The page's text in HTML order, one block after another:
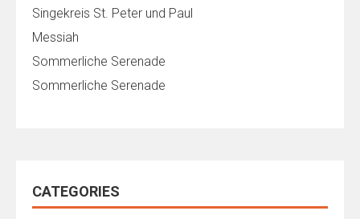
Singekreis St. Peter und Paul
Messiah
Sommerliche Serenade
Sommerliche Serenade
CATEGORIES